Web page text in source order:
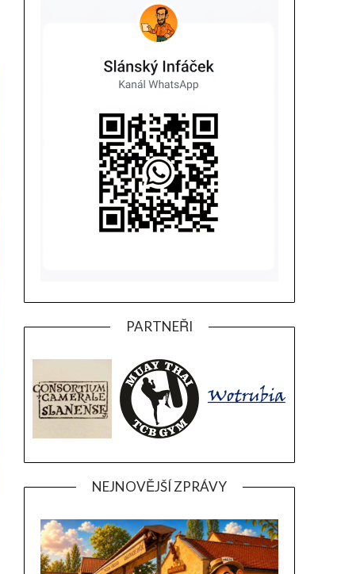
PARTNEŘI
NEJNOVĚJŠÍ ZPRÁVY